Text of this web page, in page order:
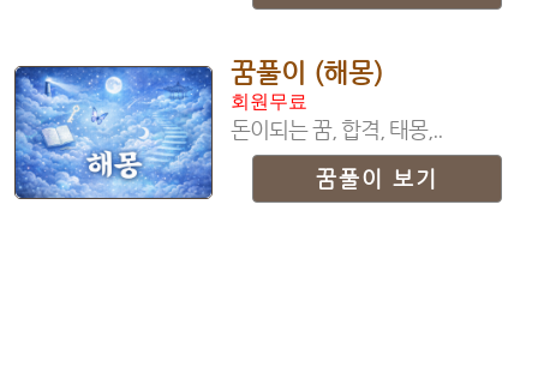
꿈풀이 (해몽)
회원무료
돈이되는 꿈, 합격, 태몽,..
꿈풀이 보기